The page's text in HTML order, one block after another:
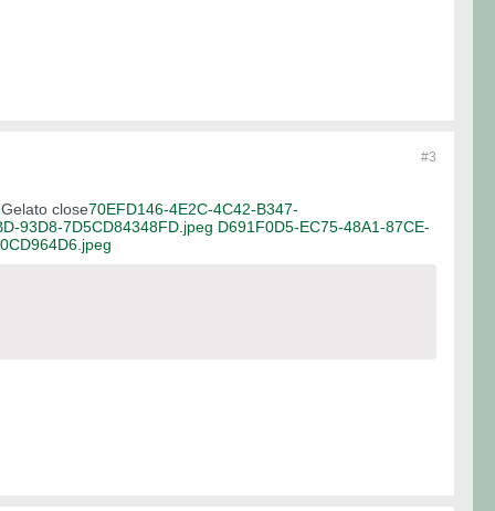
#3
Gelato close70EFD146-4E2C-4C42-B347-
93D8-7D5CD84348FD.jpeg D691F0D5-EC75-48A1-87CE-